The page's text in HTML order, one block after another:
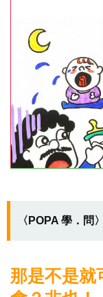
〈POPA 學．問〉
那是不是就